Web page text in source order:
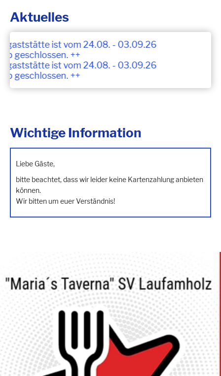
Aktuelles
ist vom 24.08. - 03.09.26
geschlossen. ++
ist vom 24.08. - 03.09.26
geschlossen. ++
Wichtige Information
Liebe Gäste,
bitte beachtet, dass wir leider keine Kartenzahlung anbieten
können.
Wir bitten um euer Verständnis!